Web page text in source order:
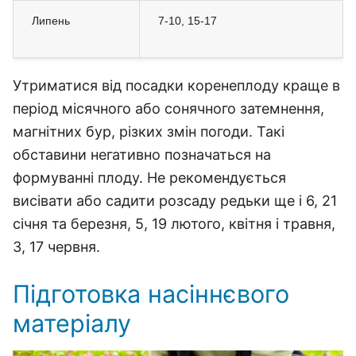
Липень 7-10, 15-17
Утриматися від посадки коренеплоду краще в
період місячного або сонячного затемнення,
магнітних бур, різких змін погоди. Такі
обставини негативно позначаться на
формуванні плоду. Не рекомендується
висівати або садити розсаду редьки ще і 6, 21
січня та березня, 5, 19 лютого, квітня і травня,
3, 17 червня.
Підготовка насіннєвого
матеріалу